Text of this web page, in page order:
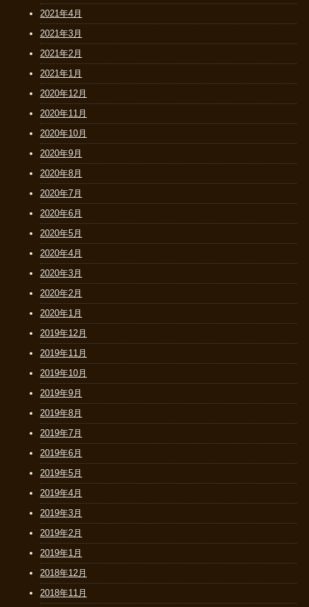
2021年4月
2021年3月
2021年2月
2021年1月
2020年12月
2020年11月
2020年10月
2020年9月
2020年8月
2020年7月
2020年6月
2020年5月
2020年4月
2020年3月
2020年2月
2020年1月
2019年12月
2019年11月
2019年10月
2019年9月
2019年8月
2019年7月
2019年6月
2019年5月
2019年4月
2019年3月
2019年2月
2019年1月
2018年12月
2018年11月